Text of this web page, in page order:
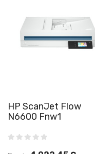
HP ScanJet Flow
N6600 Fnw1